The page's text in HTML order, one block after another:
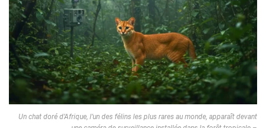
Un chat doré d’Afrique, l’un des félins les plus rares au monde, apparaît devant